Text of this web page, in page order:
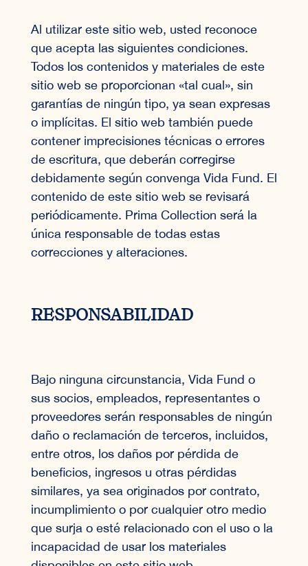
Al utilizar este sitio web, usted reconoce
que acepta las siguientes condiciones.
Todos los contenidos y materiales de este
sitio web se proporcionan «tal cual», sin
garantías de ningún tipo, ya sean expresas
o implícitas. El sitio web también puede
contener imprecisiones técnicas o errores
de escritura, que deberán corregirse
debidamente según convenga Vida Fund. El
contenido de este sitio web se revisará
periódicamente. Prima Collection será la
única responsable de todas estas
correcciones y alteraciones.
RESPONSABILIDAD
Bajo ninguna circunstancia, Vida Fund o
sus socios, empleados, representantes o
proveedores serán responsables de ningún
daño o reclamación de terceros, incluidos,
entre otros, los daños por pérdida de
beneficios, ingresos u otras pérdidas
similares, ya sea originados por contrato,
incumplimiento o por cualquier otro medio
que surja o esté relacionado con el uso o la
incapacidad de usar los materiales